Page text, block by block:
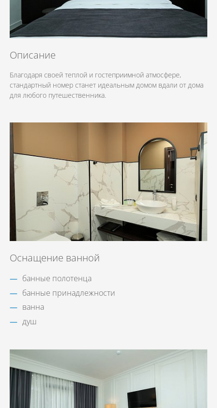
Описание
Благодаря своей теплой и гостеприимной атмосфере,
стандартный номер станет идеальным домом вдали от дома
для любого путешественника.
Оснащение ванной
банные полотенца
банные принадлежности
ванна
душ